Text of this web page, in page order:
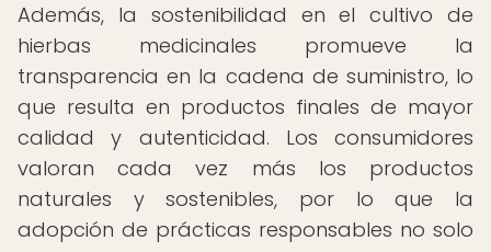
Además, la sostenibilidad en el cultivo de
hierbas medicinales promueve la
transparencia en la cadena de suministro, lo
que resulta en productos finales de mayor
calidad y autenticidad. Los consumidores
valoran cada vez más los productos
naturales y sostenibles, por lo que la
adopción de prácticas responsables no solo